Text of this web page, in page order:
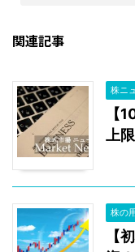
関連記事
株ニ
【
上
株の
【